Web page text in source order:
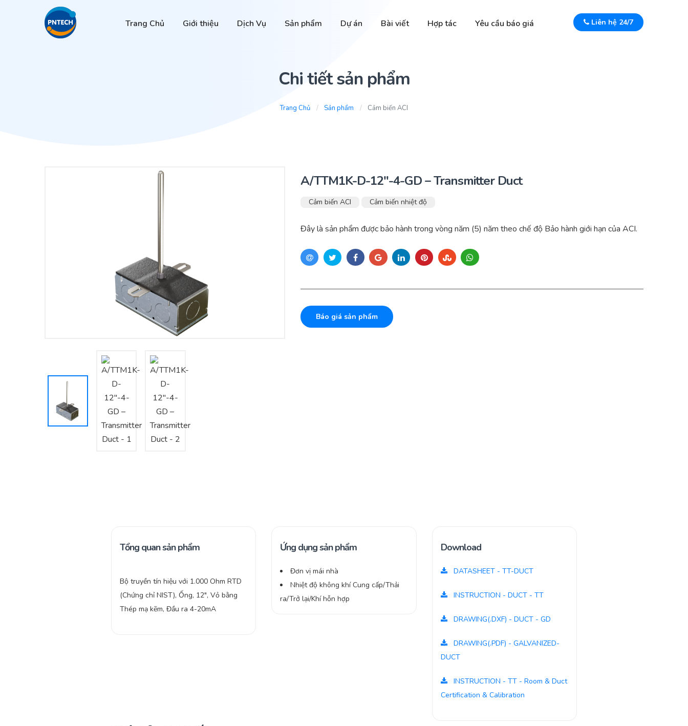
Trang Chủ Giới thiệu Dịch Vụ Sản phẩm Dự án Bài viết Hợp tác Yêu cầu báo giá Liên hệ 24/7
Chi tiết sản phẩm
Trang Chủ Sản phẩm Cảm biến ACI
A/TTM1K-D-12″-4-GD – Transmitter Duct
Cảm biến ACI Cảm biến nhiệt độ
Đây là sản phẩm được bảo hành trong vòng năm (5) năm theo chế độ Bảo hành giới hạn của ACI.
Báo giá sản phẩm
Tổng quan sản phẩm
Bộ truyền tín hiệu với 1.000 Ohm RTD
(Chứng chỉ NIST), Ống, 12″, Vỏ bằng
Thép mạ kẽm, Đầu ra 4-20mA
Ứng dụng sản phẩm
Đơn vị mái nhà
Nhiệt độ không khí Cung cấp/Thải
ra/Trở lại/Khí hỗn hợp
Download
DATASHEET - TT-DUCT
INSTRUCTION - DUCT - TT
DRAWING(.DXF) - DUCT - GD
DRAWING(.PDF) - GALVANIZED-
DUCT
INSTRUCTION - TT - Room & Duct
Certification & Calibration